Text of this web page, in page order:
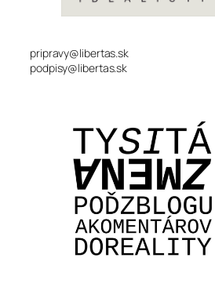
pripravy@libertas.sk
podpisy@libertas.sk